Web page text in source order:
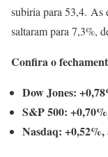
subiria para 53,4. As
saltaram para 7,3%,
Confira o
Dow Jones:
S&P 500:
Nasdaq: +0,52%,